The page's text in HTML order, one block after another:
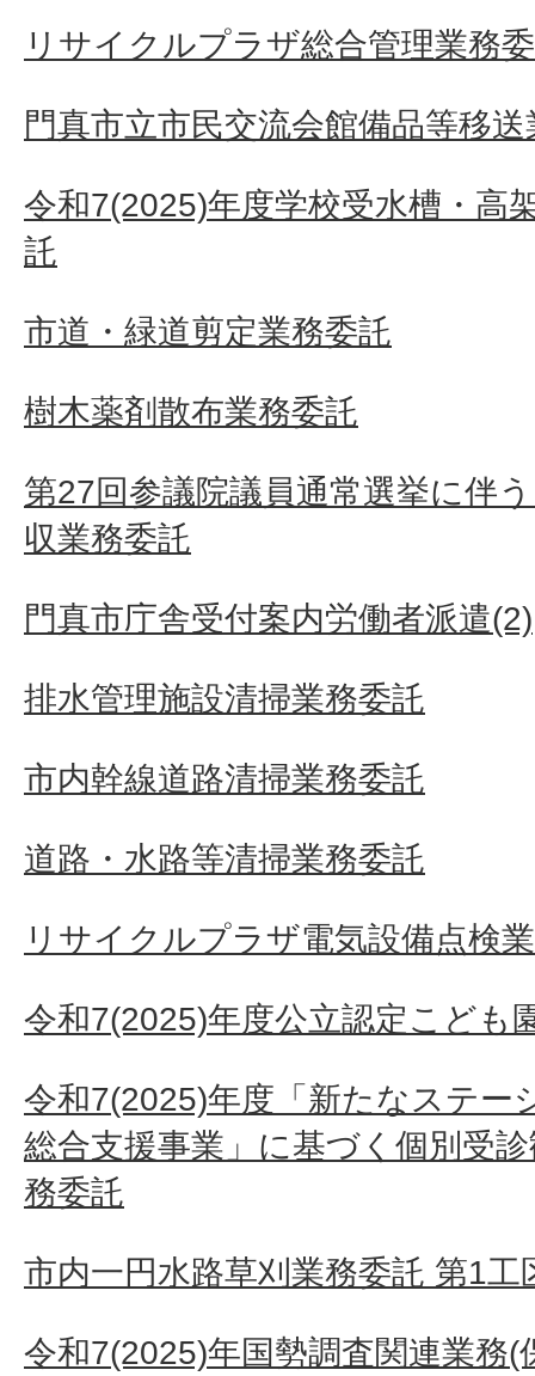
リサイクルプラザ総合管理業務
門真市立市民交流会館備品等移
令和7(2025)年度学校受水槽・高
託
市道・緑道剪定業務委託
樹木薬剤散布業務委託
第27回参議院議員通常選挙に伴
収業務委託
門真市庁舎受付案内労働者派遣(2)
排水管理施設清掃業務委託
市内幹線道路清掃業務委託
道路・水路等清掃業務委託
リサイクルプラザ電気設備点検
令和7(2025)年度公立認定こども
令和7(2025)年度「新たなステー
総合支援事業」に基づく個別受
務委託
市内一円水路草刈業務委託 第1工
令和7(2025)年国勢調査関連業務(